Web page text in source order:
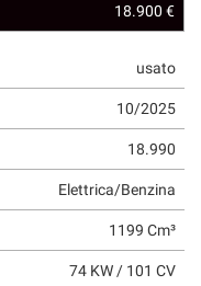
18.900 €
usato
10/2025
18.990
Elettrica/Benzina
1199 Cm³
74 KW / 101 CV